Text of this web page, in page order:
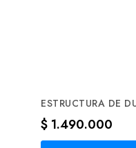
ESTRUCTURA DE
Precio
$ 1.490.000